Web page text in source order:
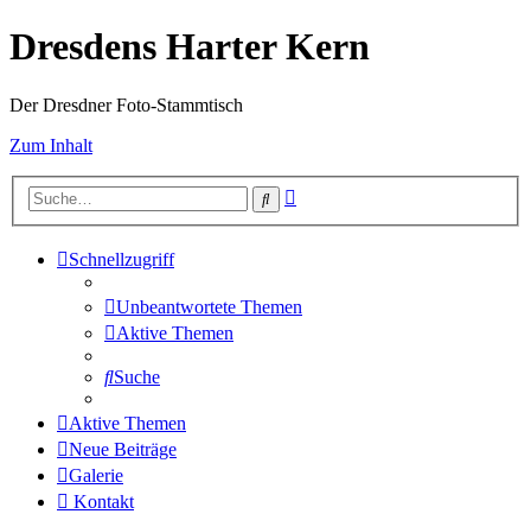
Dresdens Harter Kern
Der Dresdner Foto-Stammtisch
Zum Inhalt
Suche
Schnellzugriff
Unbeantwortete Themen
Aktive Themen
Suche
Aktive Themen
Neue Beiträge
Galerie
Kontakt